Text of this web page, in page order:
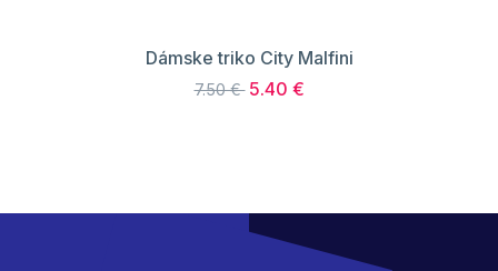
Dámske triko City Malfini
7.50 € 5.40 €